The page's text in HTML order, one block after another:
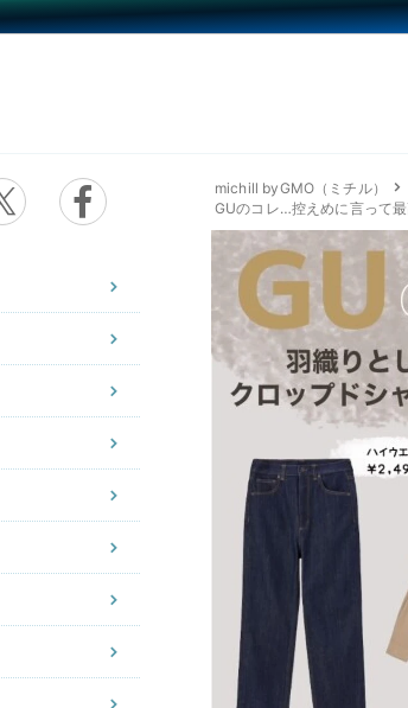
michill byGMO（ミチル）
GUのコレ…控えめに言って